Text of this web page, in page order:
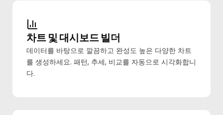
차트 및 대시보드 빌더
데이터를 바탕으로 깔끔하고 완성도 높은 다양한 차트
를 생성하세요. 패턴, 추세, 비교를 자동으로 시각화합니
다.